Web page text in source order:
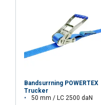
Bandsurrning POWERTEX
Trucker
50 mm / LC 2500 daN